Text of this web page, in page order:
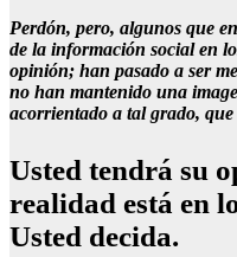
Perdón, pero, algunos que
de la información social en
opinión; han pasado a ser
no han mantenido una
acorrientado a tal grado, que
Usted tendrá su
realidad está en
Usted decida.